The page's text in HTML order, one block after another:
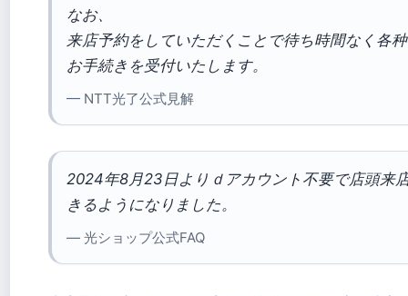
なお、
来店予約をしていただくことで待ち時間なく各
お手続きを受付いたします。
— NTT光了公式見解
2024年8月23日よりｄアカウント不要で店頭来
きるようになりました。
— 光ショップ公式FAQ